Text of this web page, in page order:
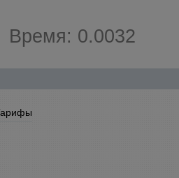
Время: 0.0032